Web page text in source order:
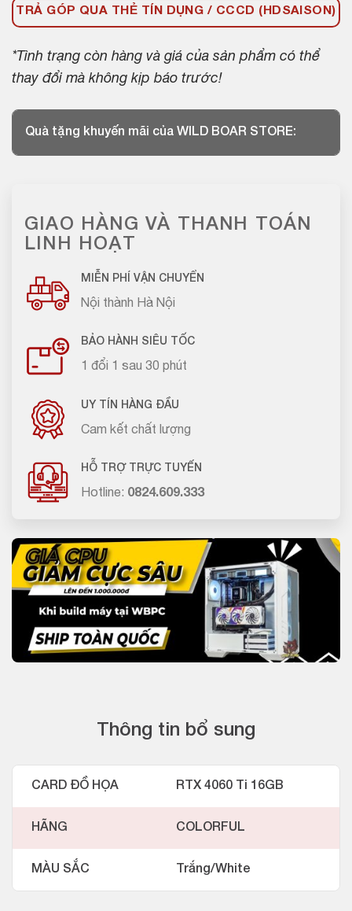
TRẢ GÓP QUA THẺ TÍN DỤNG / CCCD (HDSAISON)
*Tình trạng còn hàng và giá của sản phẩm có thể
thay đổi mà không kịp báo trước!
Quà tặng khuyến mãi của WILD BOAR STORE:
GIAO HÀNG VÀ THANH TOÁN
LINH HOẠT
MIỄN PHÍ VẬN CHUYỂN
Nội thành Hà Nội
BẢO HÀNH SIÊU TỐC
1 đổi 1 sau 30 phút
UY TÍN HÀNG ĐẦU
Cam kết chất lượng
HỖ TRỢ TRỰC TUYẾN
Hotline: 0824.609.333
Thông tin bổ sung
CARD ĐỒ HỌA RTX 4060 Ti 16GB
HÃNG COLORFUL
MÀU SẮC Trắng/White